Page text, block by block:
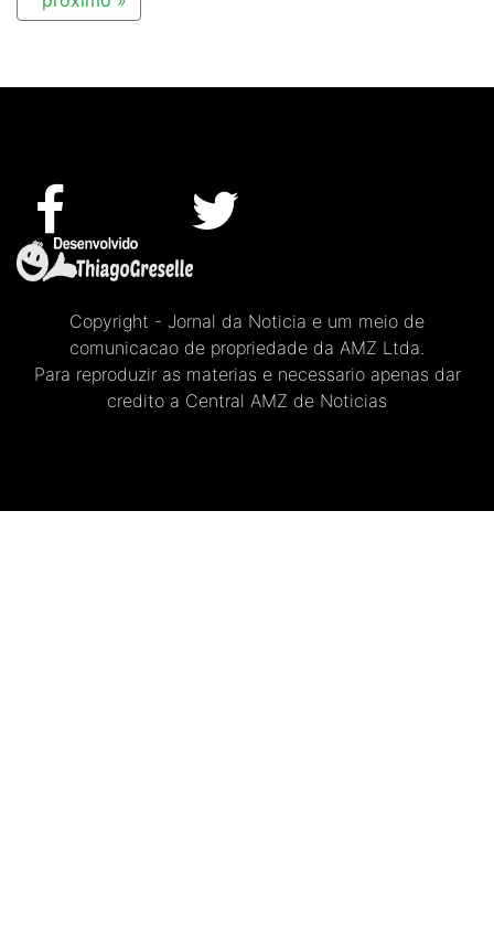
Copyright - Jornal da Noticia e um meio de
comunicacao de propriedade da AMZ Ltda.
Para reproduzir as materias e necessario apenas dar
credito a Central AMZ de Noticias